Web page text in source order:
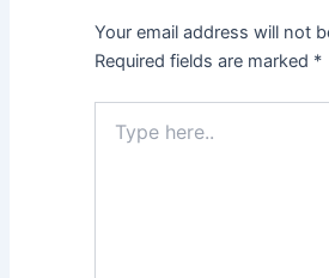
Your email address will not
Required fields are marked *
here..